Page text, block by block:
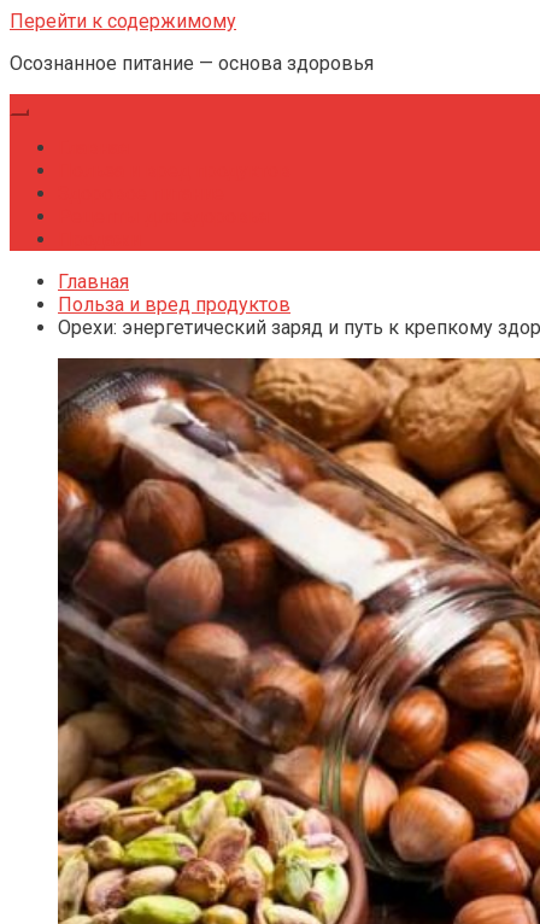
Перейти к содержимому
Осознанное питание — основа здоровья
Главная
Польза и вред продуктов
Орехи: энергетический заряд и путь к крепкому